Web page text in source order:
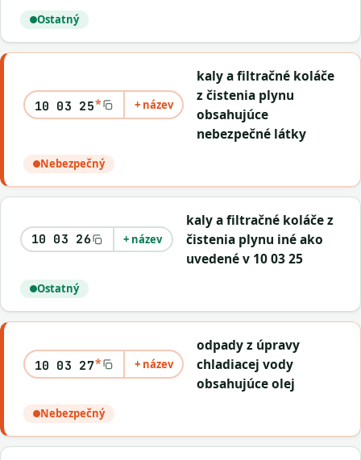
Ostatný
10 03 25* + název
kaly a filtračné koláče
z čistenia plynu
obsahujúce
nebezpečné látky
Nebezpečný
10 03 26 + název
kaly a filtračné koláče z
čistenia plynu iné ako
uvedené v 10 03 25
Ostatný
10 03 27* + název
odpady z úpravy
chladiacej vody
obsahujúce olej
Nebezpečný